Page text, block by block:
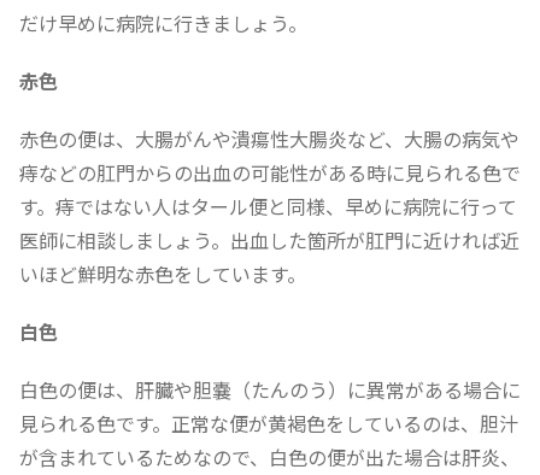
だけ早めに病院に行きましょう。
赤色
赤色の便は、大腸がんや潰瘍性大腸炎など、大腸の病気や
痔などの肛門からの出血の可能性がある時に見られる色で
す。痔ではない人はタール便と同様、早めに病院に行って
医師に相談しましょう。出血した箇所が肛門に近ければ近
いほど鮮明な赤色をしています。
白色
白色の便は、肝臓や胆嚢（たんのう）に異常がある場合に
見られる色です。正常な便が黄褐色をしているのは、胆汁
が含まれているためなので、白色の便が出た場合は肝炎、